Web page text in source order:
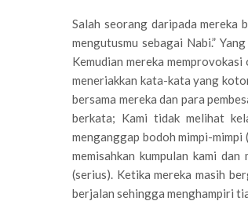
Salah seorang daripada mereka
mengutusmu sebagai Nabi.”
Kemudian mereka
meneriakkan kata-kata yang
bersama mereka dan para
berkata; Kami tidak melihat
menganggap bodoh mimpi-mimpi
memisahkan kumpulan kami
(serius). Ketika mereka masih
berjalan sehingga menghampiri